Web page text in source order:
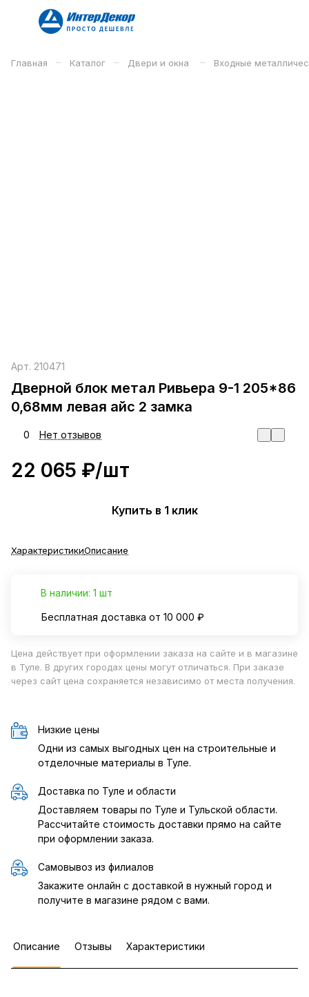
Главная – Каталог – Двери и окна – Входные
Арт. 210471
Дверной блок метал Ривьера 9-1 205*86
0,68мм левая айс 2 замка
0 Нет отзывов
22 065 ₽/шт
Купить в 1 клик
ХарактеристикиОписание
В наличии: 1 шт
Бесплатная доставка от 10 000 ₽
Цена действует при оформлении заказа на сайте и в магазине
в Туле. В других городах цены могут отличаться. При заказе
через сайт цена сохраняется независимо от места получения.
Низкие цены
Одни из самых выгодных цен на строительные и
отделочные материалы в Туле.
Доставка по Туле и области
Доставляем товары по Туле и Тульской области.
Рассчитайте стоимость доставки прямо на сайте
при оформлении заказа.
Самовывоз из филиалов
Закажите онлайн с доставкой в нужный город и
получите в магазине рядом с вами.
Описание Отзывы Характеристики